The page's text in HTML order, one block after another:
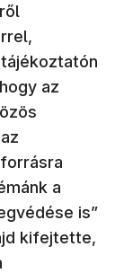
az
a
is”
kifejtette,